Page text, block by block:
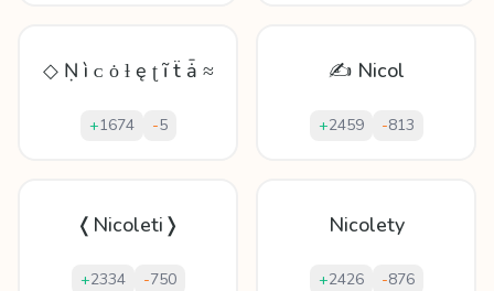
◇ Ṇ ì ᴄ ȯ ƚ ę ʈ ĩ ẗ ǡ ≈
+1674 -5
✍ Nicol
+2459 -813
❬Nicoleti❭
+2334 -750
Nicolety
+2426 -876